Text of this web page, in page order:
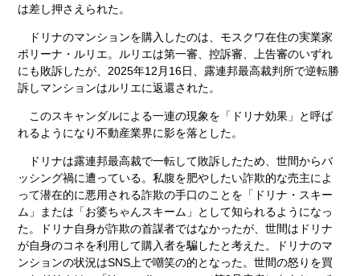
は差し押さえられた。
ドリナのマンションを購入したのは、モスクワ在住の実業家
ポリーナ・ルリエ。ルリエは第一審、控訴審、上告審のいずれ
にも敗訴したが、2025年12月16日、露連邦最高裁判所で逆転勝
訴しマンションはルリエに返還された。
このスキャンダルによる一連の現象を「ドリナ効果」と呼ば
れるようになり不動産業界に影を落とした。
ドリナは露連邦最高裁で一転して敗訴したため、世間からバ
ッシング禍に遭っている。私腹を肥やしたい詐欺的な売主によ
って潜在的に悪用される詐欺の手口のことを「ドリナ・スキー
ム」または「お婆ちゃんスキーム」として知られるようになっ
た。ドリナ自身が詐欺の首謀者ではなかったが、世間はドリナ
が自身のコネを利用して購入者を騙したと考えた。ドリナのマ
ンションの状況はSNS上で嘲笑の的となった。世間の怒りを買